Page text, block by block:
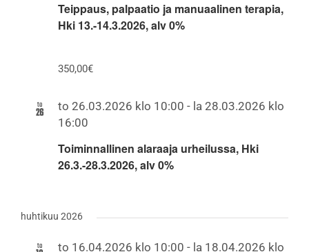
Teippaus, palpaatio ja manuaalinen terapia,
Hki 13.-14.3.2026, alv 0%
350,00€
to
26
Toiminnallinen alaraaja urheilussa, Hki
26.3.-28.3.2026, alv 0%
to 26.03.2026 klo 10:00 - la 28.03.2026 klo
16:00
huhtikuu 2026
to to 16.04.2026 klo 10:00 - la 18.04.2026 klo